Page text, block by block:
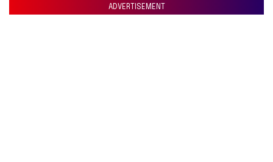
ADVERTISEMENT